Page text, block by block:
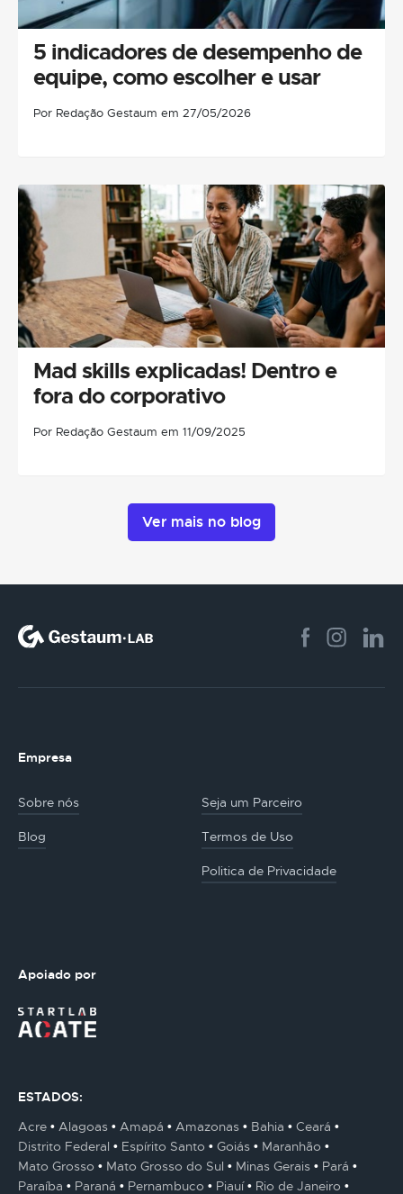
5 indicadores de desempenho de
equipe, como escolher e usar
Por Redação Gestaum em 27/05/2026
Mad skills explicadas! Dentro e
fora do corporativo
Por Redação Gestaum em 11/09/2025
Ver mais no blog
Empresa
Sobre nós Seja um Parceiro
Blog Termos de Uso
Politica de Privacidade
Apoiado por
ESTADOS:
Acre
Alagoas Amapá Amazonas Bahia
Ceará
Distrito Federal
Espírito Santo Goiás
Maranhão
Mato Grosso
Mato Grosso do Sul Minas Gerais
Pará
Paraíba
Paraná Pernambuco Piauí Rio de Janeiro